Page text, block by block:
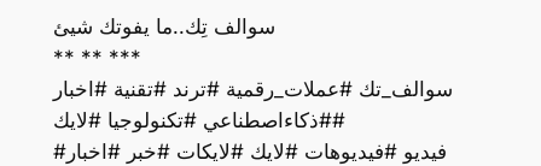
سوالف تِك..ما يفوتك شيئ
** ** ***
سوالف_تك #عملات_رقمية #ترند #تقنية #اخبار
#ذكاءاصطناعي #تكنولوجيا #لايك#
فيديو #فيديوهات #لايك #لايكات #خبر #اخبار#